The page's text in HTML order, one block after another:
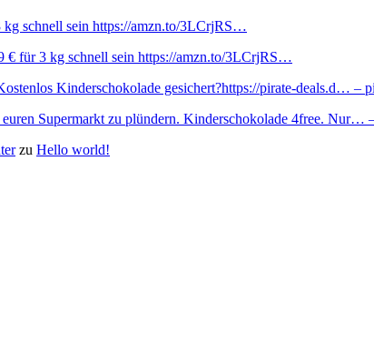
kg schnell sein https://amzn.to/3LCrjRS…
€ für 3 kg schnell sein https://amzn.to/3LCrjRS…
Kinderschokolade gesichert?https://pirate-deals.d… –
euren Supermarkt zu plündern. Kinderschokolade 4free. Nur…
zu Hello world!